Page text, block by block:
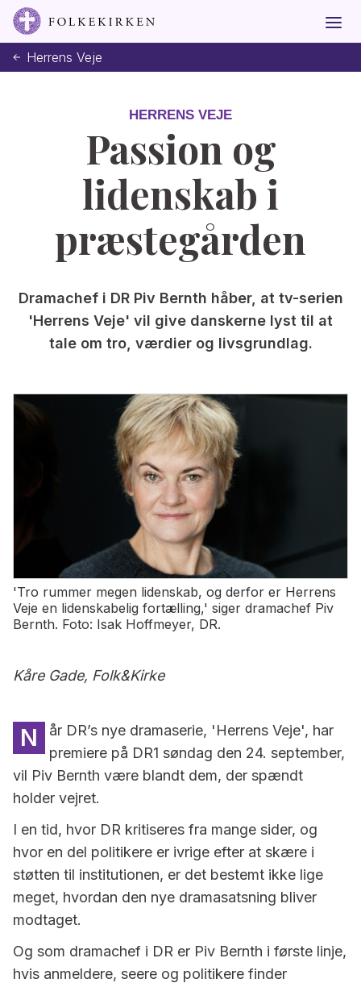
Herrens Veje
HERRENS VEJE
Passion og
lidenskab i
præstegården
Dramachef i DR Piv Bernth håber, at tv-serien
'Herrens Veje' vil give danskerne lyst til at
tale om tro, værdier og livsgrundlag.
'Tro rummer megen lidenskab, og derfor er Herrens
Veje en lidenskabelig fortælling,' siger dramachef Piv
Bernth. Foto: Isak Hoffmeyer, DR.
Kåre Gade, Folk&Kirke
N
år DR’s nye dramaserie, 'Herrens Veje', har
premiere på DR1 søndag den 24. september,
vil Piv Bernth være blandt dem, der spændt
holder vejret.
I en tid, hvor DR kritiseres fra mange sider, og
hvor en del politikere er ivrige efter at skære i
støtten til institutionen, er det bestemt ikke lige
meget, hvordan den nye dramasatsning bliver
modtaget.
Og som dramachef i DR er Piv Bernth i første linje,
hvis anmeldere, seere og politikere finder